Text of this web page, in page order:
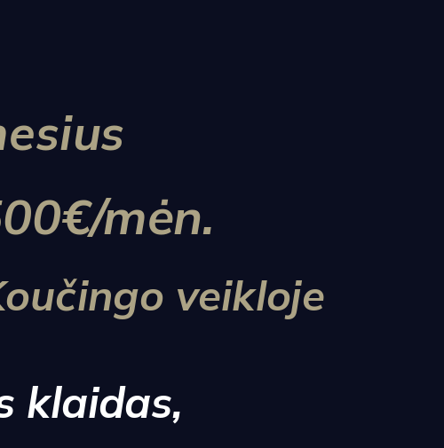
mėn.
veikloje
klaidas,